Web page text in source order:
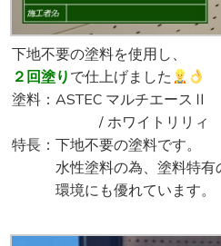
下地不要の塗料を使用し、
２回塗りで仕上げました
塗料：ASTEC マルチエースⅡ
/ ホワイトリリィ
特長：下地不要の塗料です。
水性塗料の為、塗料特有の
環境にも優れています。